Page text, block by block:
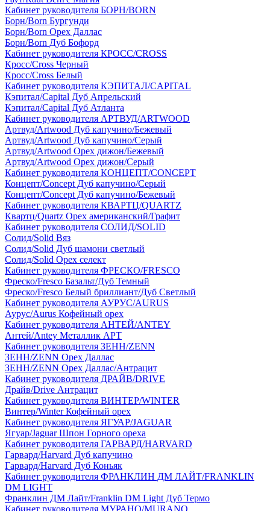
Кабинет руководителя БОРН/BORN
Борн/Born Бургунди
Борн/Born Орех Даллас
Борн/Born Дуб Бофорд
Кабинет руководителя КРОСС/CROSS
Кросс/Cross Черный
Кросс/Cross Белый
Кабинет руководителя КЭПИТАЛ/CAPITAL
Кэпитал/Capital Дуб Апрельский
Кэпитал/Capital Дуб Атланта
Кабинет руководителя АРТВУД/ARTWOOD
Артвуд/Artwood Дуб капучино/Бежевый
Артвуд/Artwood Дуб капучино/Серый
Артвуд/Artwood Орех дижон/Бежевый
Артвуд/Artwood Орех дижон/Серый
Кабинет руководителя КОНЦЕПТ/CONCEPT
Концепт/Concept Дуб капучино/Серый
Концепт/Concept Дуб капучино/Бежевый
Кабинет руководителя КВАРТЦ/QUARTZ
Квартц/Quartz Орех американский/Графит
Кабинет руководителя СОЛИД/SOLID
Солид/Solid Вяз
Солид/Solid Дуб шамони светлый
Солид/Solid Орех селект
Кабинет руководителя ФРЕСКО/FRESCO
Фреско/Fresco Базальт/Дуб Темный
Фреско/Fresco Белый бриллиант/Дуб Светлый
Кабинет руководителя АУРУС/AURUS
Аурус/Aurus Кофейный орех
Кабинет руководителя АНТЕЙ/ANTEY
Антей/Antey Металлик АРТ
Кабинет руководителя ЗЕНН/ZENN
ЗЕНН/ZENN Орех Даллас
ЗЕНН/ZENN Орех Даллас/Антрацит
Кабинет руководителя ДРАЙВ/DRIVE
Драйв/Drive Антрацит
Кабинет руководителя ВИНТЕР/WINTER
Винтер/Winter Кофейный орех
Кабинет руководителя ЯГУАР/JAGUAR
Ягуар/Jaguar Шпон Горного ореха
Кабинет руководителя ГАРВАРД/HARVARD
Гарвард/Harvard Дуб капучино
Гарвард/Harvard Дуб Коньяк
Кабинет руководителя ФРАНКЛИН ДМ ЛАЙТ/FRANKLIN
DM LIGHT
Франклин ДМ Лайт/Franklin DM Light Дуб Термо
Кабинет руководителя МУРАНО/MURANO